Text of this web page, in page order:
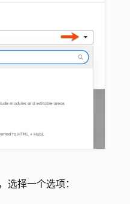
选择一个选项 ：